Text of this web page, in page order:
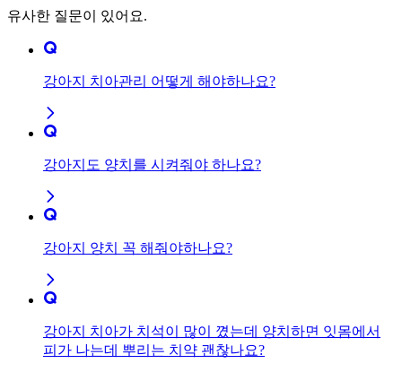
유사한 질문이 있어요.
강아지 치아관리 어떻게 해야하나요?
강아지도 양치를 시켜줘야 하나요?
강아지 양치 꼭 해줘야하나요?
강아지 치아가 치석이 많이 꼈는데 양치하면 잇몸에서
피가 나는데 뿌리는 치약 괜찮나요?